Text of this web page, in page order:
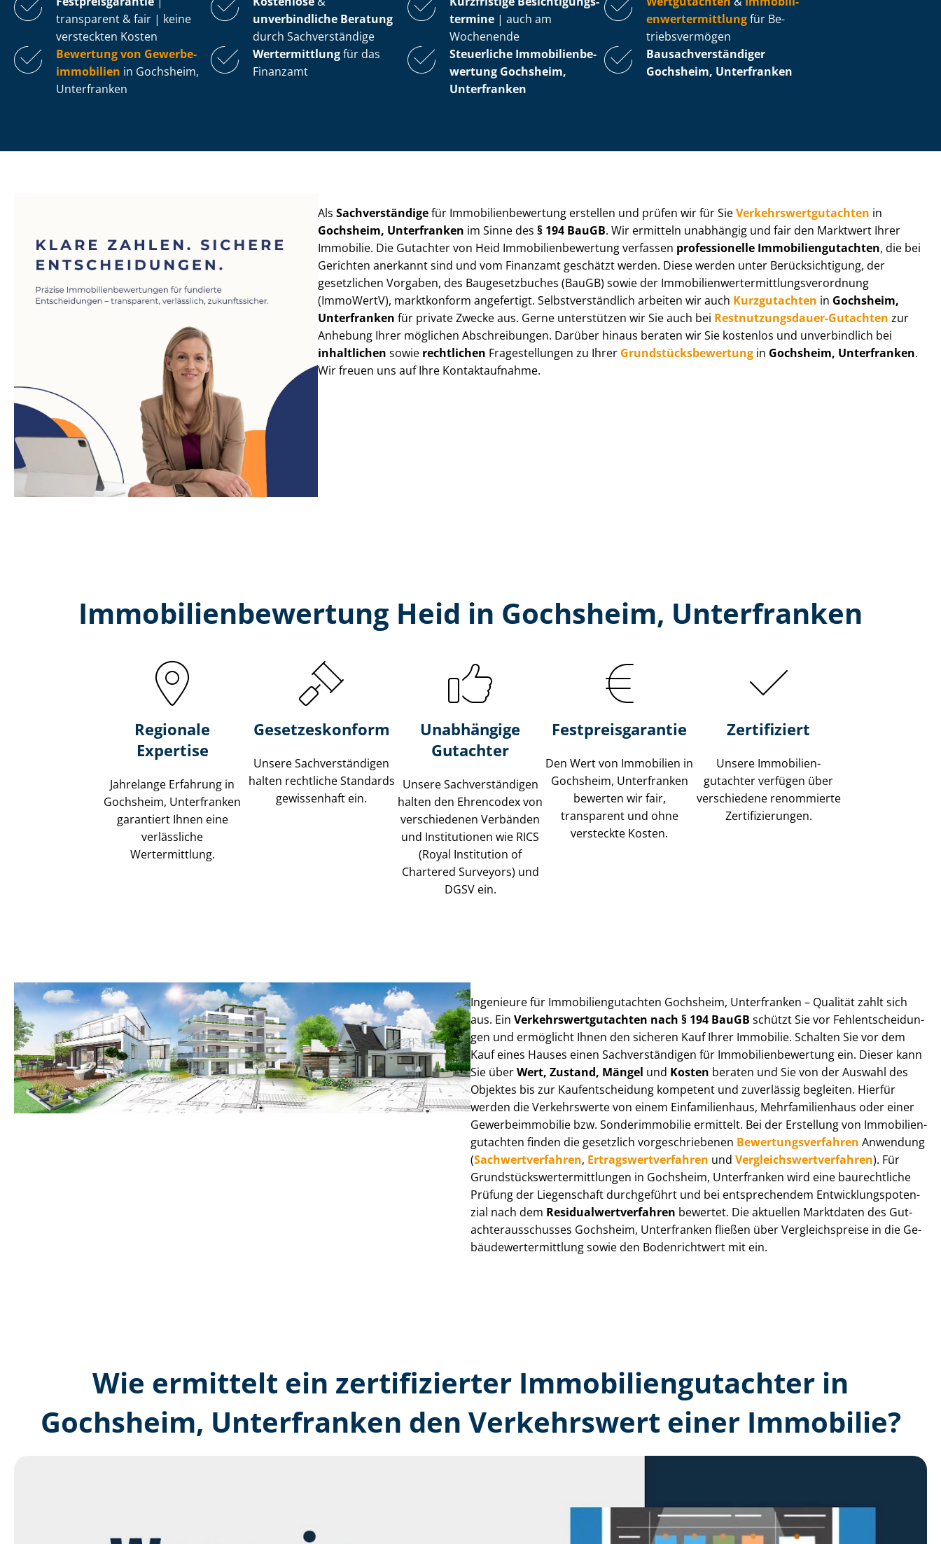
transparent & fair | keine
versteckten Kosten
unverbindliche Beratung
durch Sachverständige
ter­mi­ne | auch am
Wochenende
en­wert­ermitt­lungfür Be­
triebs­ver­mö­gen
Bewertung von Ge­wer­be­
im­mo­bi­li­en in Gochsheim,
Unterfranken
Wertermittlungfür das
Finanzamt
Steuerliche Im­mo­bi­li­en­be­
wer­tung Gochsheim,
Unterfranken
Bau­sach­ver­stän­di­ger
Gochsheim, Unterfranken
AlsSachverständigefür Im­mo­bi­li­en­be­wer­tung erstellen und prüfen wir für SieVer­kehrs­wert­gut­ach­ten in
Gochsheim, Unterfranken im Sinne des§ 194 BauGB. Wir ermitteln unabhängig und fair den Marktwert Ihrer
Immobilie. Die Gutachter von Heid Im­mo­bi­li­en­be­wer­tung verfassen professionelle Im­mo­bi­li­en­gut­ach­ten, die bei
Gerichten anerkannt sind und vom Finanzamt geschätzt werden. Diese werden unter Be­rück­sich­ti­gung, der
gesetzlichen Vorgaben, des Baugesetzbuches (BauGB) sowie der Im­mo­bi­li­en­wert­ermitt­lungs­ver­ord­nung
(ImmoWertV), marktkonform angefertigt. Selbst­ver­ständ­lich arbeiten wir auch Kurzgutachten in Gochsheim,
Unterfranken für private Zwecke aus. Gerne unterstützen wir Sie auch bei Rest­nut­zungs­dau­er-Gutachten zur
Anhebung Ihrer möglichen Abschreibungen. Darüber hinaus beraten wir Sie kostenlos und unverbindlich bei
inhaltlichen sowie rechtlichen Fragestellungen zu Ihrer Grund­stücks­be­wer­tung in Gochsheim, Unterfranken.
Wir freuen uns auf Ihre Kontaktaufnahme.
Immobilien­bewertung Heid in Gochsheim, Unterfranken
Regionale
Expertise
Jahrelange Erfahrung in
Gochsheim, Unterfranken
garantiert Ihnen eine
verlässliche
Wertermittlung.
Gesetzes­konform
Unsere Sach­ver­stän­di­gen
halten rechtliche Standards
gewissenhaft ein.
Unabhängige
Gutachter
Unsere Sach­ver­stän­di­gen
halten den Ehrencodex von
verschiedenen Verbänden
und Institutionen wie RICS
(Royal Institution of
Chartered Surveyors) und
DGSV ein.
Festpreis​garantie
Den Wert von Immobilien in
Gochsheim, Unterfranken
bewerten wir fair,
transparent und ohne
versteckte Kosten.
Zertifiziert
Unsere Immobilien­
gutachter verfügen über
verschiedene renommierte
Zer­ti­fi­zie­run­gen.
Ingenieure für Im­mo­bi­li­en­gut­ach­ten Gochsheim, Unterfranken – Qualität zahlt sich
aus. Ein Ver­kehrs­wert­gut­ach­ten nach § 194 BauGB schützt Sie vor Fehl­ent­schei­dun­
gen und ermöglicht Ihnen den sicheren Kauf Ihrer Immobilie. Schalten Sie vor dem
Kauf eines Hauses einen Sach­ver­stän­di­gen für Im­mo­bi­li­en­be­wer­tung ein. Dieser kann
Sie überWert, Zustand, Mängel und Kosten beraten und Sie von der Auswahl des
Objektes bis zur Kauf­ent­schei­dung kompetent und zuverlässig begleiten. Hierfür
werden die Verkehrswerte von einem Einfamilienhaus, Mehr­fa­mi­li­en­haus oder einer
Ge­wer­be­im­mo­bi­lie bzw. Sonderimmobilie ermittelt. Bei der Erstellung von Im­mo­bi­li­en­
gut­ach­ten finden die gesetzlich vor­ge­schrie­be­nen Be­wer­tungs­ver­fah­ren Anwendung
(Sach­wert­ver­fah­ren, Er­trags­wert­ver­fah­ren und Ver­gleichs­wert­ver­fah­ren). Für
Grund­stücks­wert­ermitt­lun­gen in Gochsheim, Unterfranken wird eine baurechtliche
Prüfung der Liegenschaft durchgeführt und bei entsprechendem Ent­wick­lungs­po­ten­
zi­al nach dem Re­si­du­al­wert­ver­fah­ren bewertet. Die aktuellen Marktdaten des Gut­
ach­ter­aus­schus­ses Gochsheim, Unterfranken fließen über Ver­gleichs­prei­se in die Ge­
bäu­de­wert­ermitt­lung sowie den Bodenrichtwert mit ein.
Wie ermittelt ein zertifizierter Immobilien­gutachter in
Gochsheim, Unterfranken den Verkehrswert einer Immobilie?